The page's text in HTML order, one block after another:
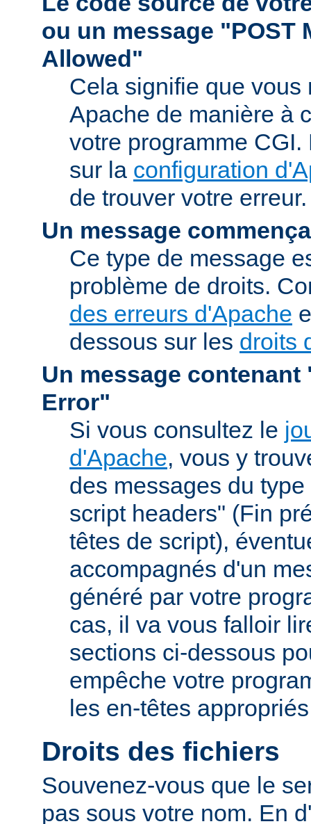
ou un message "POST
Allowed"
Cela signifie que vous
Apache de manière à
votre programme
sur la configuration
de trouver votre erreur.
Un message
Ce type de message
problème de droits.
des erreurs d'Apache
dessous sur les droits
Un message contenant
Error"
Si vous consultez le
d'Apache, vous y
des messages du
script headers" (Fin
têtes de script),
accompagnés d'un
généré par votre
cas, il va vous falloir
sections ci-dessous
empêche votre
les en-têtes
Droits des fichiers
Souvenez-vous que le
pas sous votre nom. En